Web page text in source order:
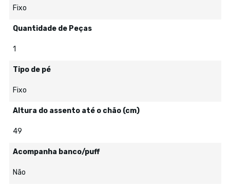
Fixo
Quantidade de Peças
1
Tipo de pé
Fixo
Altura do assento até o chão (cm)
49
Acompanha banco/puff
Não